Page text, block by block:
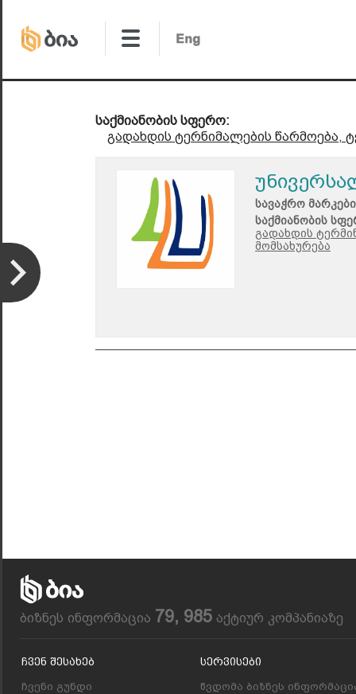
საქმიანობის სფერო:
გადახდის ტერნიმალების წარმოება,
სავაჭრო
საქმიანობის
გადახდის
მომსახურება
ბიზნეს ინფორმაცია 79, 985 აქტიურ კომპანიაზე
Ჩვენ Შესახებ
ჩვენი გუნდი
Სერვისები
წვდომა ბიზნეს